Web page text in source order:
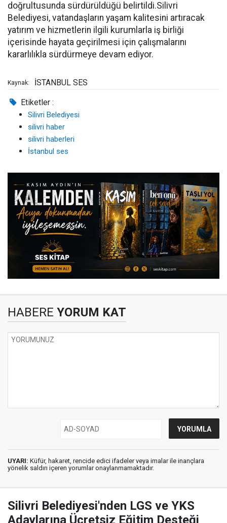
doğrultusunda sürdürüldüğü belirtildi.Silivri
Belediyesi, vatandaşların yaşam kalitesini artıracak
yatırım ve hizmetlerin ilgili kurumlarla iş birliği
içerisinde hayata geçirilmesi için çalışmalarını
kararlılıkla sürdürmeye devam ediyor.
Kaynak: İSTANBUL SES
Etiketler :
Silivri Belediyesi
silivri haber
silivri haberleri
İstanbul ses
HABERE YORUM KAT
UYARI: Küfür, hakaret, rencide edici ifadeler veya imalar ile inançlara
yönelik saldırı içeren yorumlar onaylanmamaktadır.
Silivri Belediyesi'nden LGS ve YKS
Adaylarına Ücretsiz Eğitim Desteği